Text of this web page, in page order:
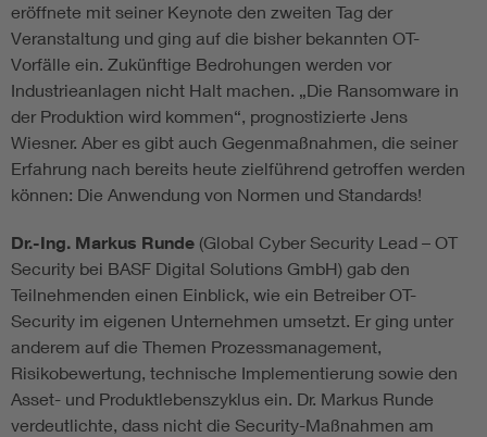
eröffnete mit seiner Keynote den zweiten Tag der
Veranstaltung und ging auf die bisher bekannten OT-
Vorfälle ein. Zukünftige Bedrohungen werden vor
Industrieanlagen nicht Halt machen. „Die Ransomware in
der Produktion wird kommen“, prognostizierte Jens
Wiesner. Aber es gibt auch Gegenmaßnahmen, die seiner
Erfahrung nach bereits heute zielführend getroffen werden
können: Die Anwendung von Normen und Standards!
Dr.-Ing. Markus Runde (Global Cyber Security Lead – OT
Security bei BASF Digital Solutions GmbH) gab den
Teilnehmenden einen Einblick, wie ein Betreiber OT-
Security im eigenen Unternehmen umsetzt. Er ging unter
anderem auf die Themen Prozessmanagement,
Risikobewertung, technische Implementierung sowie den
Asset- und Produktlebenszyklus ein. Dr. Markus Runde
verdeutlichte, dass nicht die Security-Maßnahmen am